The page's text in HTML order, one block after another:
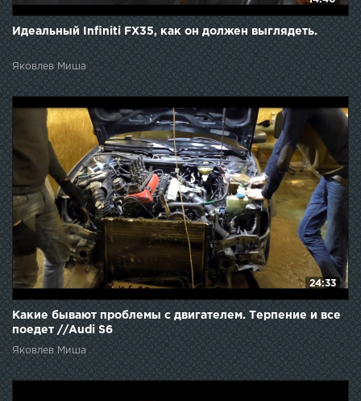
Идеальный Infiniti FX35, как он должен выглядеть.
Яковлев Миша
24:33
Какие бывают проблемы с двигателем. Терпение и все
поедет //Audi S6
Яковлев Миша